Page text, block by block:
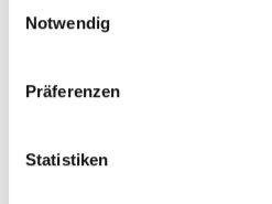
Notwendig
Präferenzen
Statistiken
RENAULT MEGANE
Limousine (LA0/1_) 1.6 e
RENAULT MEGANE